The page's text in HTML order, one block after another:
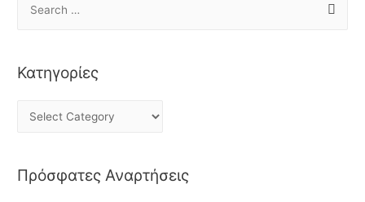
Κατηγορίες
Πρόσφατες Αναρτήσεις